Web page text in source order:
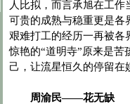
人比拟，而言承旭在工
可贵的成熟与稳重更是各
艰难打工的经历一再被各
惊艳的“道明寺”原来是苦
己，让流星恒久的停留在
周渝民——花无缺